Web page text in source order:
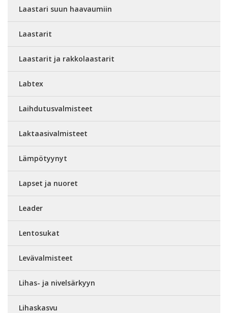
Laastari suun haavaumiin
Laastarit
Laastarit ja rakkolaastarit
Labtex
Laihdutusvalmisteet
Laktaasivalmisteet
Lämpötyynyt
Lapset ja nuoret
Leader
Lentosukat
Levävalmisteet
Lihas- ja nivelsärkyyn
Lihaskasvu